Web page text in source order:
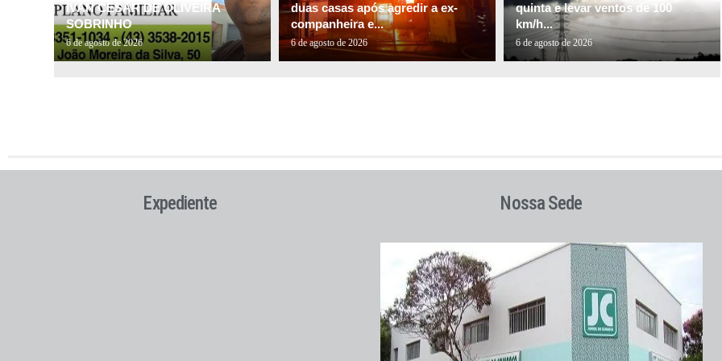
IVAN CESAR DE OLIVEIRA
SOBRINHO
6 de agosto de 2026
duas casas após agredir a ex-
companheira e...
6 de agosto de 2026
quinta e levar ventos de 100
km/h...
6 de agosto de 2026
Expediente Nossa Sede